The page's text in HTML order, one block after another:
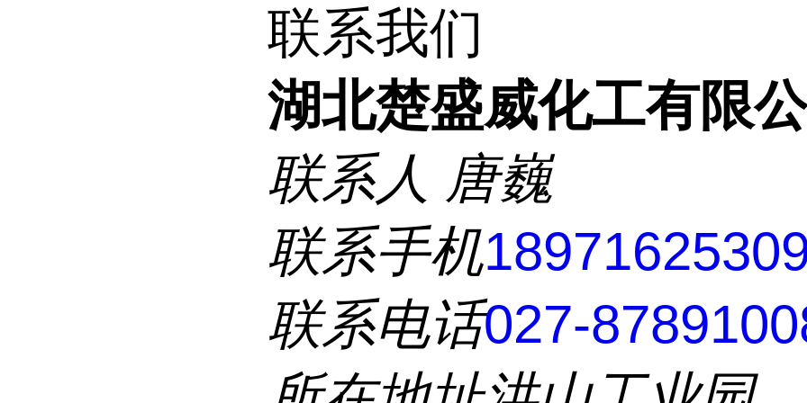
联系我们
湖北楚盛威化工有限
联系人 唐巍
联系手机
联系电话027-